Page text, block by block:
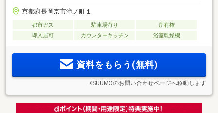
京都府長岡京市滝ノ町１
都市ガス 駐車場有り
所有権
即入居可
カウンターキッチン 浴室乾燥機
資料をもらう(無料)
※SUUMOのお問い合わせページへ移動します